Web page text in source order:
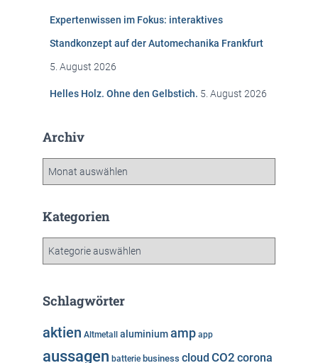
Expertenwissen im Fokus: interaktives
Standkonzept auf der Automechanika Frankfurt
5. August 2026
Helles Holz. Ohne den Gelbstich. 5. August 2026
Archiv
h
Kategorien
g
r
i
Schlagwörter
aktien Altmetall aluminiumamp app
aussagen batterie business cloud CO2 corona